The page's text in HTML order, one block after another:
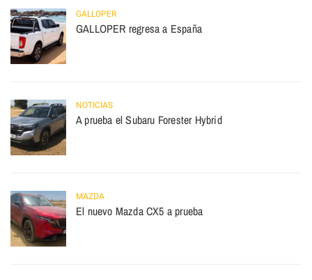
GALLOPER
GALLOPER regresa a España
NOTICIAS
A prueba el Subaru Forester Hybrid
MAZDA
El nuevo Mazda CX5 a prueba